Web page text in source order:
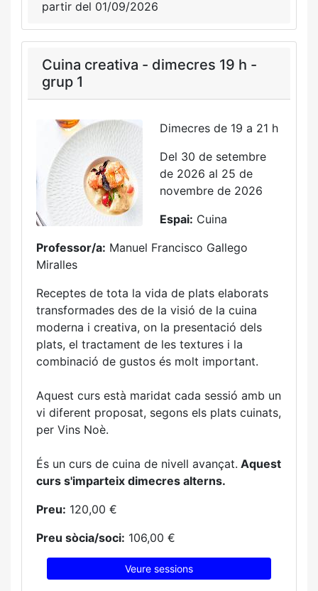
partir del 01/09/2026
Cuina creativa - dimecres 19 h -
grup 1
Dimecres de 19 a 21 h
Del 30 de setembre
de 2026 al 25 de
novembre de 2026
Espai: Cuina
Professor/a: Manuel Francisco Gallego
Miralles
Receptes de tota la vida de plats elaborats
transformades des de la visió de la cuina
moderna i creativa, on la presentació dels
plats, el tractament de les textures i la
combinació de gustos és molt important.
Aquest curs està maridat cada sessió amb un
vi diferent proposat, segons els plats cuinats,
per Vins Noè.
És un curs de cuina de nivell avançat. Aquest
curs s'imparteix dimecres alterns.
Preu: 120,00 €
Preu sòcia/soci: 106,00 €
Veure sessions